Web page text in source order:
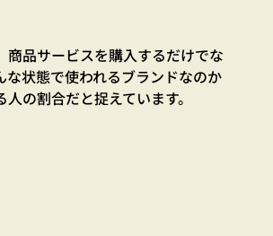
商品サービスを購入するだけでな
な状態で使われるブランドなのか
の割合だと捉えています。